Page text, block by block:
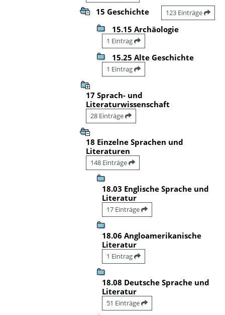
15 Geschichte 123 Einträge
15.15 Archäologie
1 Eintrag
15.25 Alte Geschichte
1 Eintrag
17 Sprach- und
Literaturwissenschaft
28 Einträge
18 Einzelne Sprachen und
Literaturen
148 Einträge
18.03 Englische Sprache und
Literatur
17 Einträge
18.06 Angloamerikanische
Literatur
1 Eintrag
18.08 Deutsche Sprache und
Literatur
51 Einträge